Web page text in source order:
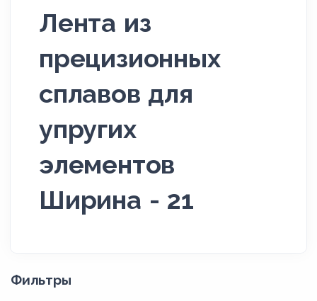
Лента из
прецизионных
сплавов для
упругих
элементов
Ширина - 21
Фильтры